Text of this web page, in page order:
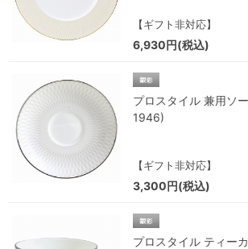
【ギフト非対応】
6,930円(税込)
プロスタイル 兼用ソ
1946)
【ギフト非対応】
3,300円(税込)
プロスタイル ティー